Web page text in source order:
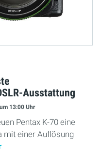
Ausstattung
um 13:00 Uhr
Pentax K-70 eine
mit einer Auflösung